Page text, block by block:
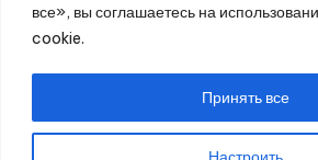
все», вы соглашаетесь на
cookie.
Принять все
Октябрь 2023